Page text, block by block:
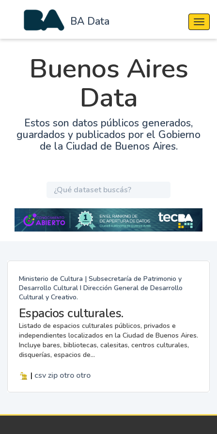
BA Data
Buenos Aires
Data
Estos son datos públicos generados,
guardados y publicados por el Gobierno
de la Ciudad de Buenos Aires.
Ministerio de Cultura | Subsecretaría de Patrimonio y
Desarrollo Cultural I Dirección General de Desarrollo
Cultural y Creativo.
Espacios culturales.
Listado de espacios culturales públicos, privados e
independientes localizados en la Ciudad de Buenos Aires.
Incluye bares, bibliotecas, calesitas, centros culturales,
disquerías, espacios de...
| csv zip otro otro